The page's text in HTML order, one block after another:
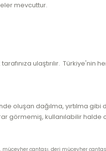
mevcuttur.
ulaştırılır.
oluşan dağılma, yırtılma
görmemiş, kullanılabilir
mücevher çantası, deri mücevher